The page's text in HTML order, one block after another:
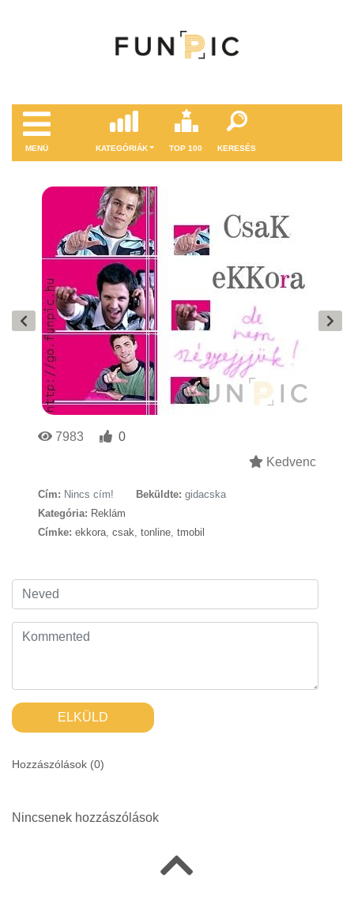
MENÜ KATEGÓRIÁK TOP 100 KERESÉS
7983
0
Kedvenc
Cím: Nincs cím! Beküldte: gidacska
Kategória: Reklám
Címke: ekkora, csak, tonline, tmobil
ELKÜLD
Hozzászólások (0)
Nincsenek hozzászólások